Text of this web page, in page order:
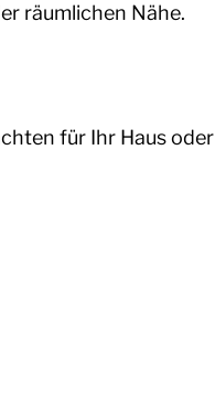
räumlichen Nähe.
für Ihr Haus oder